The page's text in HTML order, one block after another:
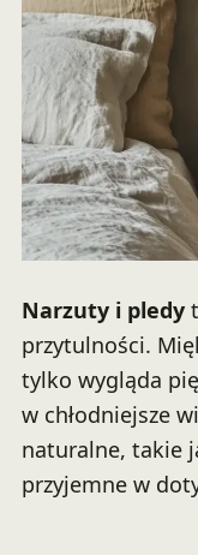
Narzuty i pledy
przytulności.
tylko wygląda
w chłodniejsze
naturalne, takie
przyjemne w